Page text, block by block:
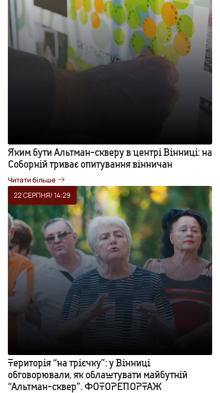
Яким бути Альтман-скверу в центрі Вінниці: на
Соборній триває опитування вінничан
Читати більше
22 СЕРПНЯ/ 14:29
Територія “на трієчку”: у Вінниці
обговорювали, як облаштувати майбутній
“Альтман-сквер”. ФОТОРЕПОРТАЖ